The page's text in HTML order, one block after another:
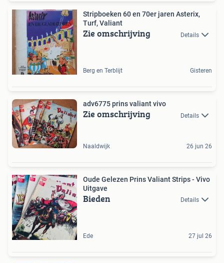
Stripboeken 60 en 70er jaren Asterix,
Turf, Valiant
Zie omschrijving Details
Berg en Terblijt Gisteren
adv6775 prins valiant vivo
Zie omschrijving Details
Naaldwijk 26 jun 26
Oude Gelezen Prins Valiant Strips - Vivo
Uitgave
Bieden Details
Ede 27 jul 26